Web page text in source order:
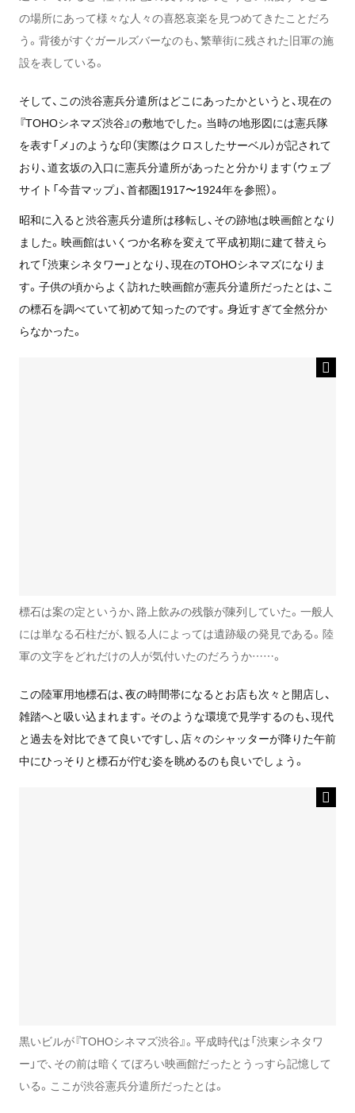
の場所にあって様々な人々の喜怒哀楽を見つめてきたことだろ
う。背後がすぐガールズバーなのも、繁華街に残された旧軍の施
設を表している。
そして、この渋谷憲兵分遣所はどこにあったかというと、現在の
『TOHOシネマズ渋谷』の敷地でした。当時の地形図には憲兵隊
を表す「メ」のような印（実際はクロスしたサーベル）が記されて
おり、道玄坂の入口に憲兵分遣所があったと分かります（ウェブ
サイト「今昔マップ」、首都圏1917〜1924年を参照）。
昭和に入ると渋谷憲兵分遣所は移転し、その跡地は映画館となり
ました。映画館はいくつか名称を変えて平成初期に建て替えら
れて「渋東シネタワー」となり、現在のTOHOシネマズになりま
す。子供の頃からよく訪れた映画館が憲兵分遣所だったとは、こ
の標石を調べていて初めて知ったのです。身近すぎて全然分か
らなかった。
標石は案の定というか、路上飲みの残骸が陳列していた。一般人
には単なる石柱だが、観る人によっては遺跡級の発見である。陸
軍の文字をどれだけの人が気付いたのだろうか……。
この陸軍用地標石は、夜の時間帯になるとお店も次々と開店し、
雑踏へと吸い込まれます。そのような環境で見学するのも、現代
と過去を対比できて良いですし、店々のシャッターが降りた午前
中にひっそりと標石が佇む姿を眺めるのも良いでしょう。
黒いビルが『TOHOシネマズ渋谷』。平成時代は「渋東シネタワ
ー」で、その前は暗くてぼろい映画館だったとうっすら記憶して
いる。ここが渋谷憲兵分遣所だったとは。